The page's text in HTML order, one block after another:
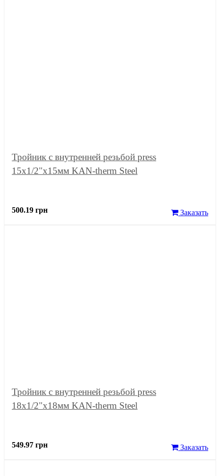
Тройник с внутренней резьбой press
15x1/2"x15мм KAN-therm Steel
500.19 грн Заказать
Тройник с внутренней резьбой press
18x1/2"x18мм KAN-therm Steel
549.97 грн Заказать